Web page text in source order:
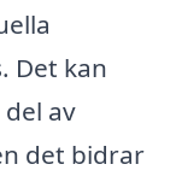
Det kan
av
det bidrar